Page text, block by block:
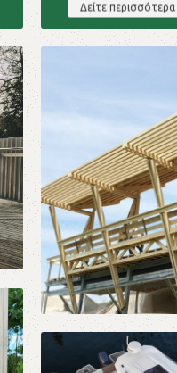
Δείτε περισσότερα